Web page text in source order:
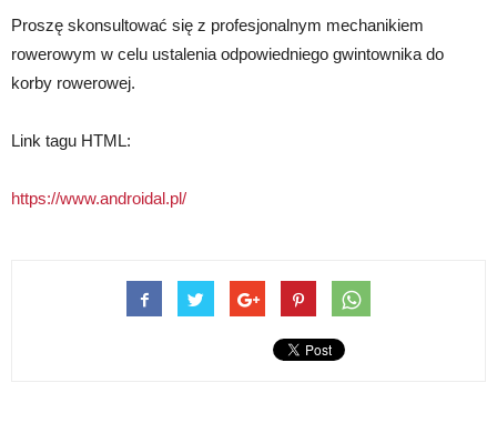
Proszę skonsultować się z profesjonalnym mechanikiem
rowerowym w celu ustalenia odpowiedniego gwintownika do
korby rowerowej.
Link tagu HTML:
https://www.androidal.pl/